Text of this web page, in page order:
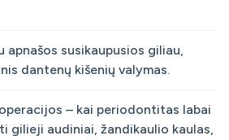
apnašos susikaupusios giliau,
dantenų kišenių valymas.
– kai periodontitas labai
gilieji audiniai, žandikaulio kaulas,